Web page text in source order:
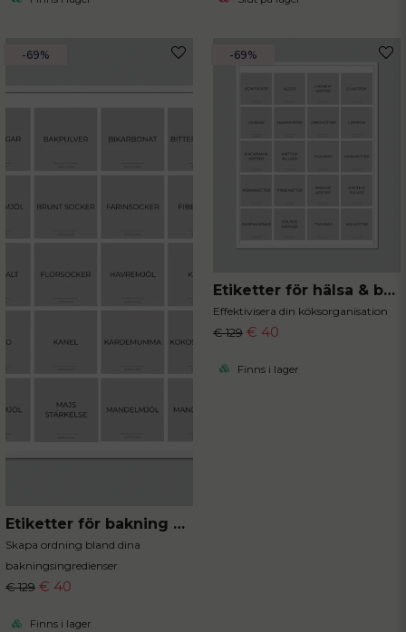
Etiketter för bakning 40st 5x5 cm
Skapa ordning bland dina
bakningsingredienser
€ 129 € 40
Finns i lager
-69%
Etiketter för hälsa & boost 20st 5x5 cm
Effektivisera din köksorganisation
€ 129 € 40
Finns i lager
-69%